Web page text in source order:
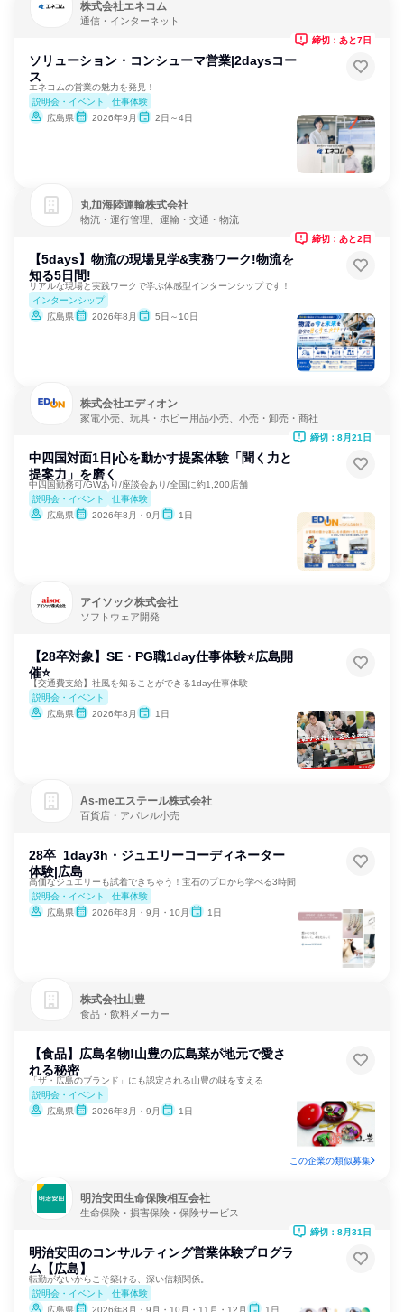
株式会社エネコム
通信・インターネット
ソリューション・コンシューマ営業|2daysコー
ス
エネコムの営業の魅力を発見！
説明会・イベント
仕事体験
広島県
2026年9月 2日～4日
締切：あと7日
丸加海陸運輸株式会社
物流・運行管理、運輸・交通・物流
【5days】物流の現場見学&実務ワーク!物流を
知る5日間!
リアルな現場と実践ワークで学ぶ体感型インターンシップです！
インターンシップ
広島県
2026年8月 5日～10日
締切：あと2日
株式会社エディオン
家電小売、玩具・ホビー用品小売、小売・卸売・商社
中四国対面1日|心を動かす提案体験「聞く力と
提案力」を磨く
中四国勤務可/GWあり/座談会あり/全国に約1,200店舗
説明会・イベント
仕事体験
広島県
2026年8月・9月 1日
締切：8月21日
アイソック株式会社
ソフトウェア開発
【28卒対象】SE・PG職1day仕事体験⭐広島開
催⭐
【交通費支給】社風を知ることができる1day仕事体験
説明会・イベント
広島県
2026年8月 1日
As‐meエステール株式会社
百貨店・アパレル小売
28卒_1day3h・ジュエリーコーディネーター
体験|広島
高価なジュエリーも試着できちゃう！宝石のプロから学べる3時間
説明会・イベント
仕事体験
広島県
2026年8月・9月・10月 1日
株式会社山豊
食品・飲料メーカー
【食品】広島名物!山豊の広島菜が地元で愛さ
れる秘密
「ザ・広島のブランド」にも認定される山豊の味を支える
説明会・イベント
広島県
2026年8月・9月 1日
この企業の類似募集
明治安田生命保険相互会社
生命保険・損害保険・保険サービス
明治安田のコンサルティング営業体験プログラ
ム【広島】
転勤がないからこそ築ける、深い信頼関係。
説明会・イベント
仕事体験
広島県
2026年8月・9月・10月・11月・12月 1日
締切：8月31日